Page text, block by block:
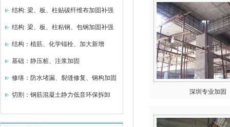
结构: 梁、板、柱贴碳纤维布加固补强
结构: 梁、板、柱粘钢、包钢加固补强
结构：植筋、化学锚栓、加大新增
基础：静压桩、注浆加固
修缮：防水堵漏、裂缝修复、钢构加固
切割：钢筋混凝土静力低音环保拆卸 深圳专业加固